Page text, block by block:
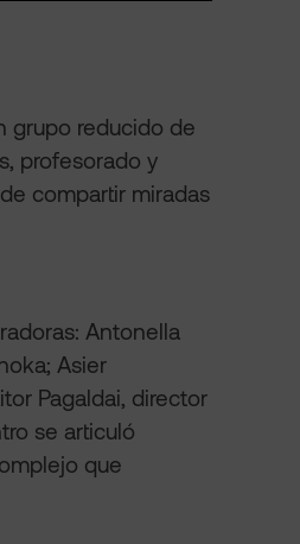
grupo reducido de
profesorado y
compartir miradas
Antonella
Asier
Pagaldai, director
se articuló
que